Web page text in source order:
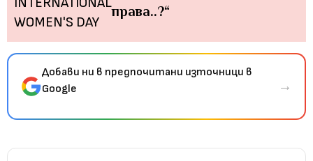
права..?“
Добави ни в предпочитани източници в
Google
→